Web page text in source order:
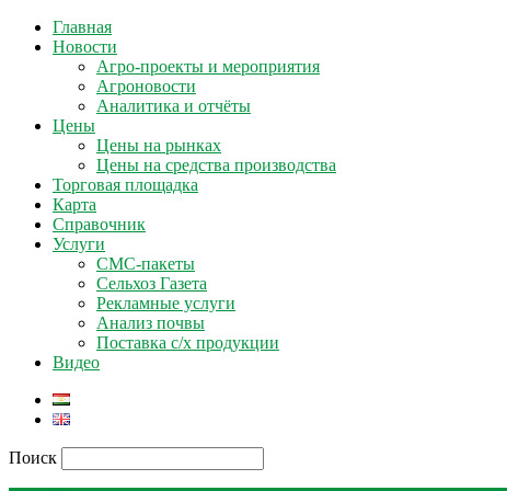
Главная
Новости
Агро-проекты и мероприятия
Агроновости
Аналитика и отчёты
Цены
Цены на рынках
Цены на средства производства
Торговая площадка
Карта
Справочник
Услуги
СМС-пакеты
Сельхоз Газета
Рекламные услуги
Анализ почвы
Поставка с/х продукции
Видео
Поиск